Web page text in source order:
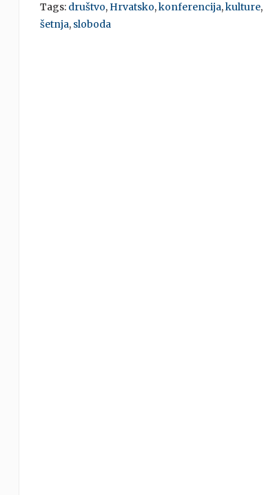
Tags: društvo, Hrvatsko,konferencija,kulture,
šetnja, sloboda